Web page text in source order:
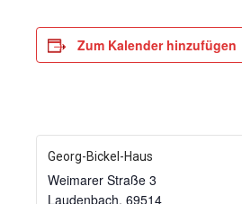
Zum Kalender hinzufügen
Georg-Bickel-Haus
Weimarer Straße 3
Laudenbach, 69514